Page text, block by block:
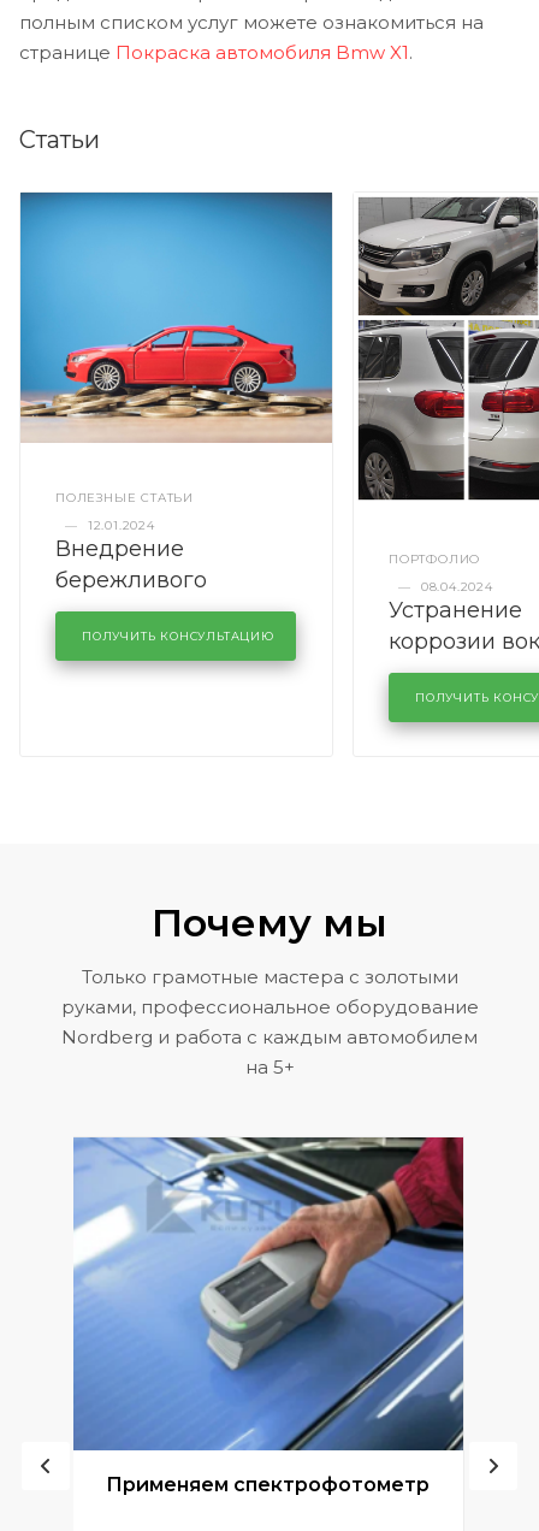
полным списком услуг можете ознакомиться на
странице Покраска автомобиля Bmw X1.
Статьи
ПОЛЕЗНЫЕ СТАТЬИ
—
12.01.2024
Внедрение
бережливого
производства в
кузовном сервисе
KUTUZOVV
ПОЛУЧИТЬ КОНСУЛЬТАЦИЮ
ПОРТФОЛИО
—
08.04.2024
Устранение
коррозии
лобового
районе
Volkswagen
ПОЛУЧИТЬ
Почему мы
Только грамотные мастера с золотыми
руками, профессиональное оборудование
Nordberg и работа с каждым автомобилем
на 5+
Применяем спектрофотометр